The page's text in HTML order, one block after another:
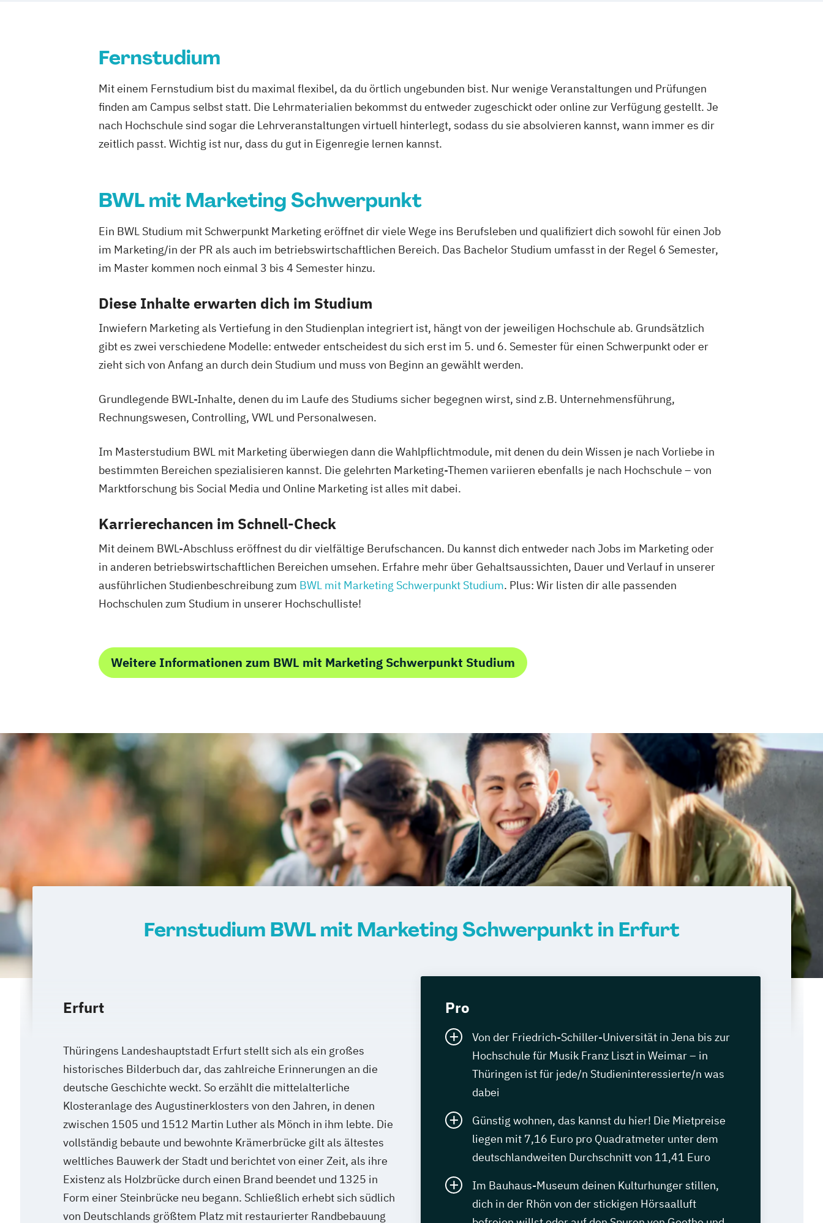
Fernstudium
Mit einem Fernstudium bist du maximal flexibel, da du örtlich ungebunden bist. Nur wenige Veranstaltungen und Prüfungen
finden am Campus selbst statt. Die Lehrmaterialien bekommst du entweder zugeschickt oder online zur Verfügung gestellt. Je
nach Hochschule sind sogar die Lehrveranstaltungen virtuell hinterlegt, sodass du sie absolvieren kannst, wann immer es dir
zeitlich passt. Wichtig ist nur, dass du gut in Eigenregie lernen kannst.
BWL mit Marketing Schwerpunkt
Ein BWL Studium mit Schwerpunkt Marketing eröffnet dir viele Wege ins Berufsleben und qualifiziert dich sowohl für einen Job
im Marketing/in der PR als auch im betriebswirtschaftlichen Bereich. Das Bachelor Studium umfasst in der Regel 6 Semester,
im Master kommen noch einmal 3 bis 4 Semester hinzu.
Diese Inhalte erwarten dich im Studium
Inwiefern Marketing als Vertiefung in den Studienplan integriert ist, hängt von der jeweiligen Hochschule ab. Grundsätzlich
gibt es zwei verschiedene Modelle: entweder entscheidest du sich erst im 5. und 6. Semester für einen Schwerpunkt oder er
zieht sich von Anfang an durch dein Studium und muss von Beginn an gewählt werden.
Grundlegende BWL-Inhalte, denen du im Laufe des Studiums sicher begegnen wirst, sind z.B. Unternehmensführung,
Rechnungswesen, Controlling, VWL und Personalwesen.
Im Masterstudium BWL mit Marketing überwiegen dann die Wahlpflichtmodule, mit denen du dein Wissen je nach Vorliebe in
bestimmten Bereichen spezialisieren kannst. Die gelehrten Marketing-Themen variieren ebenfalls je nach Hochschule – von
Marktforschung bis Social Media und Online Marketing ist alles mit dabei.
Karrierechancen im Schnell-Check
Mit deinem BWL-Abschluss eröffnest du dir vielfältige Berufschancen. Du kannst dich entweder nach Jobs im Marketing oder
in anderen betriebswirtschaftlichen Bereichen umsehen. Erfahre mehr über Gehaltsaussichten, Dauer und Verlauf in unserer
ausführlichen Studienbeschreibung zum BWL mit Marketing Schwerpunkt Studium. Plus: Wir listen dir alle passenden
Hochschulen zum Studium in unserer Hochschulliste!
Weitere Informationen zum BWL mit Marketing Schwerpunkt Studium
Fernstudium BWL mit Marketing Schwerpunkt in Erfurt
Erfurt
Thüringens Landeshauptstadt Erfurt stellt sich als ein großes
historisches Bilderbuch dar, das zahlreiche Erinnerungen an die
deutsche Geschichte weckt. So erzählt die mittelalterliche
Klosteranlage des Augustinerklosters von den Jahren, in denen
zwischen 1505 und 1512 Martin Luther als Mönch in ihm lebte. Die
vollständig bebaute und bewohnte Krämerbrücke gilt als ältestes
weltliches Bauwerk der Stadt und berichtet von einer Zeit, als ihre
Existenz als Holzbrücke durch einen Brand beendet und 1325 in
Form einer Steinbrücke neu begann. Schließlich erhebt sich südlich
von Deutschlands größtem Platz mit restaurierter Randbebauung
Pro
Von der Friedrich-Schiller-Universität in Jena bis zur
Hochschule für Musik Franz Liszt in Weimar – in
Thüringen ist für jede/n Studieninteressierte/n was
dabei
Günstig wohnen, das kannst du hier! Die Mietpreise
liegen mit 7,16 Euro pro Quadratmeter unter dem
deutschlandweiten Durchschnitt von 11,41 Euro
Im Bauhaus-Museum deinen Kulturhunger stillen,
dich in der Rhön von der stickigen Hörsaalluft